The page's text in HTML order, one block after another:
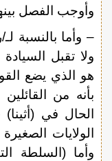
وأوجب الفصل
– وأما بالنسبة
ولا تقبل
هو الذي يضع
بأنه من
الحال في
الولايات
وأما (السلطة